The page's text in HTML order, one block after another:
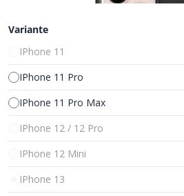
Variante
IPhone 11
IPhone 11 Pro
IPhone 11 Pro Max
IPhone 12 / 12 Pro
IPhone 12 Mini
IPhone 13